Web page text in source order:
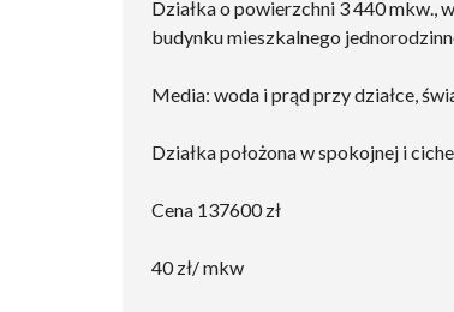
Działka o powierzchni 3 440 mkw.,
budynku mieszkalnego
Media: woda i prąd przy działce,
Działka położona w spokojnej i
Cena 137600 zł
40 zł/ mkw